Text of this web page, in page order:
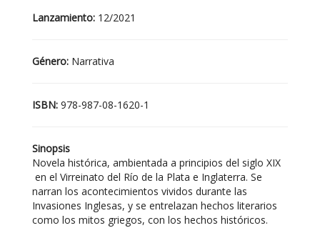
Lanzamiento: 12/2021
Género: Narrativa
ISBN: 978-987-08-1620-1
Sinopsis
Novela histórica, ambientada a principios del siglo XIX
en el Virreinato del Río de la Plata e Inglaterra. Se
narran los acontecimientos vividos durante las
Invasiones Inglesas, y se entrelazan hechos literarios
como los mitos griegos, con los hechos históricos.